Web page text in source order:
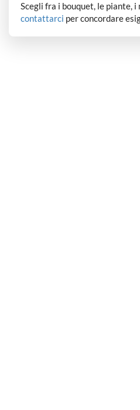
Scegli fra i bouquet, le piante,
contattarci per concordare